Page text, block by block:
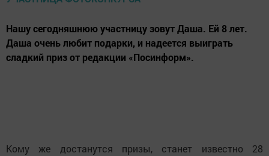
Нашу сегодняшнюю участницу зовут Даша. Ей 8 лет.
Даша очень любит подарки, и надеется выиграть
сладкий приз от редакции «Посинформ».
Кому же достанутся призы, станет известно 28